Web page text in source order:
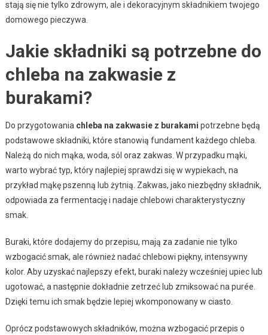
stają się nie tylko zdrowym, ale i dekoracyjnym składnikiem twojego
domowego pieczywa.
Jakie składniki są potrzebne do
chleba na zakwasie z
burakami?
Do przygotowania chleba na zakwasie z burakami potrzebne będą
podstawowe składniki, które stanowią fundament każdego chleba.
Należą do nich mąka, woda, sól oraz zakwas. W przypadku mąki,
warto wybrać typ, który najlepiej sprawdzi się w wypiekach, na
przykład mąkę pszenną lub żytnią. Zakwas, jako niezbędny składnik,
odpowiada za fermentację i nadaje chlebowi charakterystyczny
smak.
Buraki, które dodajemy do przepisu, mają za zadanie nie tylko
wzbogacić smak, ale również nadać chlebowi piękny, intensywny
kolor. Aby uzyskać najlepszy efekt, buraki należy wcześniej upiec lub
ugotować, a następnie dokładnie zetrzeć lub zmiksować na purée.
Dzięki temu ich smak będzie lepiej wkomponowany w ciasto.
Oprócz podstawowych składników, można wzbogacić przepis o